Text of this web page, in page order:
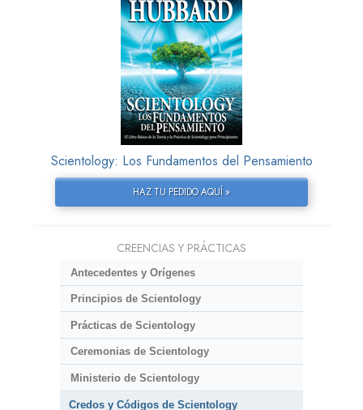
Scientology: Los Fundamentos del Pensamiento
HAZ TU PEDIDO AQUÍ »
CREENCIAS Y PRÁCTICAS
Antecedentes y Orígenes
Principios de Scientology
Prácticas de Scientology
Ceremonias de Scientology
Ministerio de Scientology
Credos y Códigos de Scientology